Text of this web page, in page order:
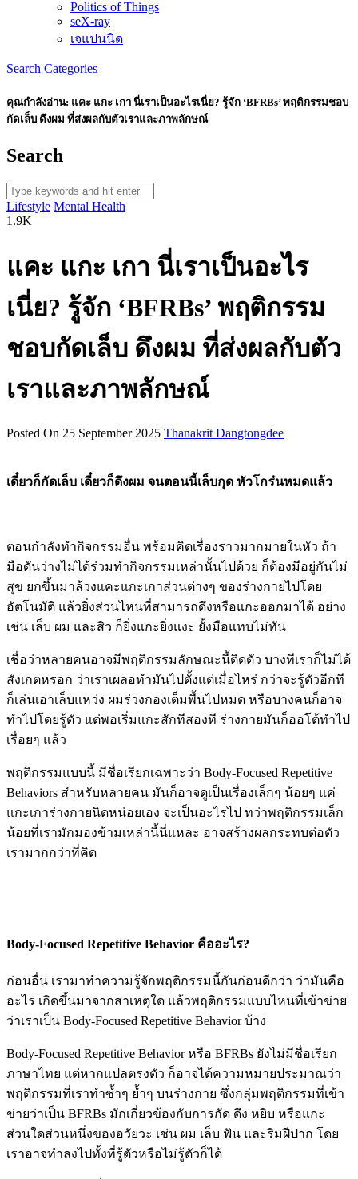
Politics of Things
seX-ray
เจแปนนิด
Search Categories
คุณกำลังอ่าน: แคะ แกะ เกา นี่เราเป็นอะไรเนี่ย? รู้จัก ‘BFRBs’ พฤติกรรมชอบ
กัดเล็บ ดึงผม ที่ส่งผลกับตัวเราและภาพลักษณ์
Search
Lifestyle Mental Health
1.9K
แคะ แกะ เกา นี่เราเป็นอะไร
เนี่ย? รู้จัก ‘BFRBs’ พฤติกรรม
ชอบกัดเล็บ ดึงผม ที่ส่งผลกับตัว
เราและภาพลักษณ์
Posted On 25 September 2025 Thanakrit Dangtongdee
เดี๋ยวก็กัดเล็บ เดี๋ยวก็ดึงผม จนตอนนี้เล็บกุด หัวโกร๋นหมดแล้ว
ตอนกำลังทำกิจกรรมอื่น พร้อมคิดเรื่องราวมากมายในหัว ถ้า
มือดันว่างไม่ได้ร่วมทำกิจกรรมเหล่านั้นไปด้วย ก็ต้องมีอยู่กันไม่
สุข ยกขึ้นมาล้วงแคะแกะเกาส่วนต่างๆ ของร่างกายไปโดย
อัตโนมัติ แล้วยิ่งส่วนไหนที่สามารถดึงหรือแกะออกมาได้ อย่าง
เช่น เล็บ ผม และสิว ก็ยิ่งแกะยิ่งแงะ ยั้งมือแทบไม่ทัน
เชื่อว่าหลายคนอาจมีพฤติกรรมลักษณะนี้ติดตัว บางทีเราก็ไม่ได้
สังเกตหรอก ว่าเราเผลอทำมันไปตั้งแต่เมื่อไหร่ กว่าจะรู้ตัวอีกที
ก็เล่นเอาเล็บแหว่ง ผมร่วงกองเต็มพื้นไปหมด หรือบางคนก็อาจ
ทำไปโดยรู้ตัว แต่พอเริ่มแกะสักทีสองที ร่างกายมันก็ออโต้ทำไป
เรื่อยๆ แล้ว
พฤติกรรมแบบนี้ มีชื่อเรียกเฉพาะว่า Body-Focused Repetitive
Behaviors สำหรับหลายคน มันก็อาจดูเป็นเรื่องเล็กๆ น้อยๆ แค่
แกะเการ่างกายนิดหน่อยเอง จะเป็นอะไรไป ทว่าพฤติกรรมเล็ก
น้อยที่เรามักมองข้ามเหล่านี้นี่แหละ อาจสร้างผลกระทบต่อตัว
เรามากกว่าที่คิด
Body-Focused Repetitive Behavior คืออะไร?
ก่อนอื่น เรามาทำความรู้จักพฤติกรรมนี้กันก่อนดีกว่า ว่ามันคือ
อะไร เกิดขึ้นมาจากสาเหตุใด แล้วพฤติกรรมแบบไหนที่เข้าข่าย
ว่าเราเป็น Body-Focused Repetitive Behavior บ้าง
Body-Focused Repetitive Behavior หรือ BFRBs ยังไม่มีชื่อเรียก
ภาษาไทย แต่หากแปลตรงตัว ก็อาจได้ความหมายประมาณว่า
พฤติกรรมที่เราทำซ้ำๆ ย้ำๆ บนร่างกาย ซึ่งกลุ่มพฤติกรรมที่เข้า
ข่ายว่าเป็น BFRBs มักเกี่ยวข้องกับการกัด ดึง หยิบ หรือแกะ
ส่วนใดส่วนหนึ่งของอวัยวะ เช่น ผม เล็บ ฟัน และริมฝีปาก โดย
เราอาจทำลงไปทั้งที่รู้ตัวหรือไม่รู้ตัวก็ได้